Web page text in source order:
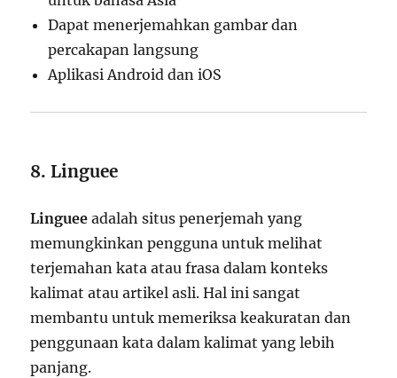
Dapat menerjemahkan gambar dan
percakapan langsung
Aplikasi Android dan iOS
8. Linguee
Linguee adalah situs penerjemah yang
memungkinkan pengguna untuk melihat
terjemahan kata atau frasa dalam konteks
kalimat atau artikel asli. Hal ini sangat
membantu untuk memeriksa keakuratan dan
penggunaan kata dalam kalimat yang lebih
panjang.